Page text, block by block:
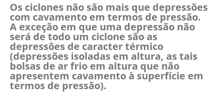
Os ciclones não são mais que depressões
com cavamento em termos de pressão.
A exceção em que uma depressão não
será de todo um ciclone são as
depressões de caracter térmico
(depressões isoladas em altura, as tais
bolsas de ar frio em altura que não
apresentem cavamento à superfície em
termos de pressão).